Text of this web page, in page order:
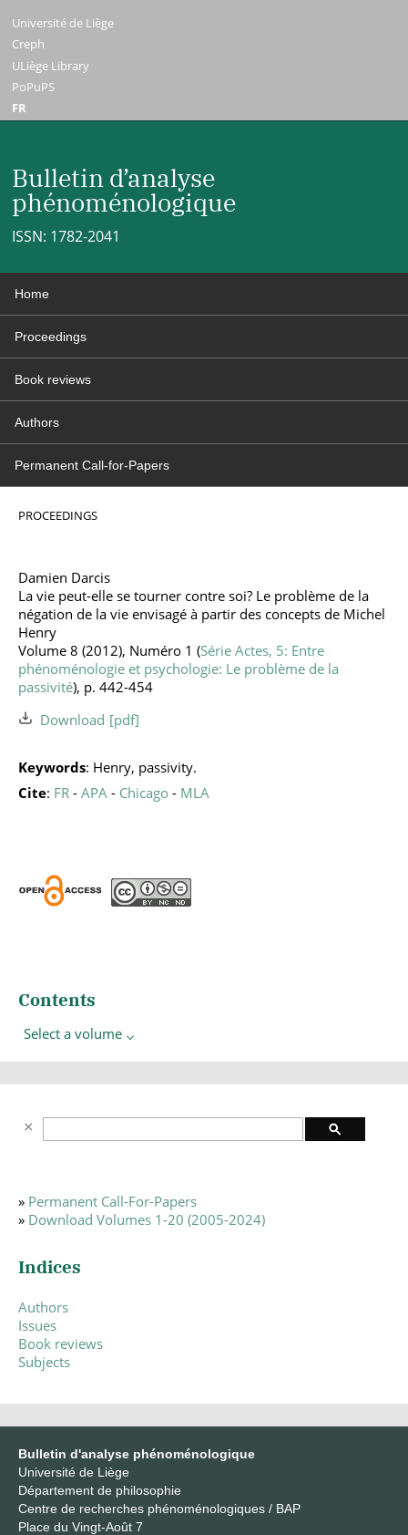
Université de Liège
Creph
ULiège Library
PoPuPS
FR
Bulletin d’analyse
phénoménologique
ISSN: 1782-2041
Home
Proceedings
Book reviews
Authors
Permanent Call-for-Papers
PROCEEDINGS
Damien Darcis
La vie peut-elle se tourner contre soi? Le problème de la
négation de la vie envisagé à partir des concepts de Michel
Henry
Volume 8 (2012), Numéro 1 (Série Actes, 5: Entre
phénoménologie et psychologie: Le problème de la
passivité), p. 442-454
Download
Keywords: Henry, passivity.
Cite: FR - APA - Chicago - MLA
Contents
Select a volume
» Permanent Call-For-Papers
» Download Volumes 1-20 (2005-2024)
Indices
Authors
Issues
Book reviews
Subjects
Bulletin d'analyse phénoménologique
Université de Liège
Département de philosophie
Centre de recherches phénoménologiques / BAP
Place du Vingt-Août 7